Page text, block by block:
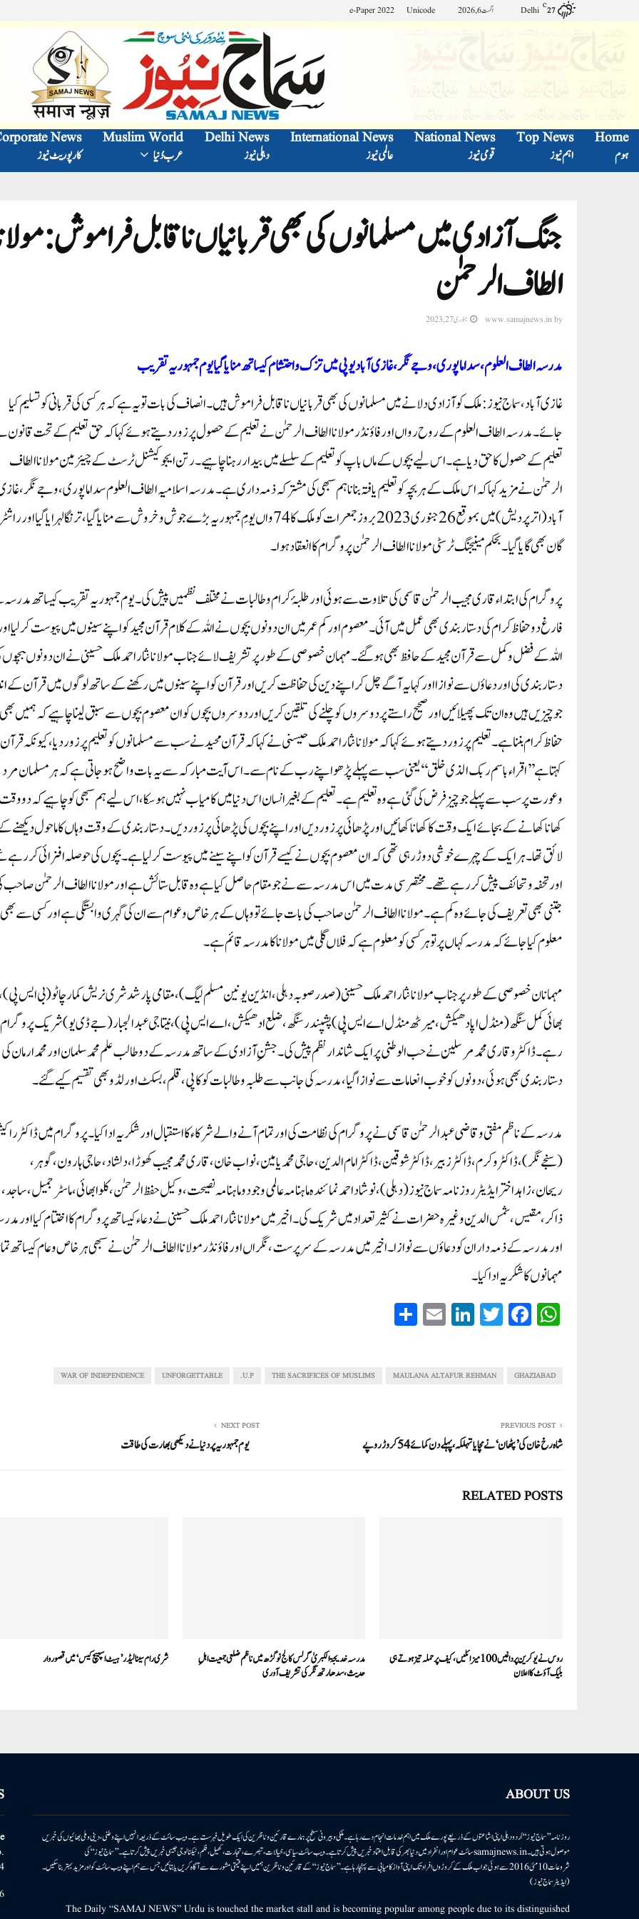
27
C
Delhi اگست 6, 2026 Unicode
e-Paper 2022
Home
ہوم
Top News
اہم نیوز
National News
قومی نیوز
International News
عالمی نیوز
Delhi News
دہلی نیوز
Muslim World
عرب دُنیا
News
کارپوریٹ نیوز
جنگ آزادی میں مسلمانوں کی بھی قربانیاں ناقابل
الطاف الرحمٰن
by
www.samajnews.in جنوری 27, 2023
مدرسہ الطاف العلوم، سداماپوری،وجے نگر، غازی آباد یوپی میں تزک واحتشام کیساتھ منایا گیا یوم جمہوریہ تقریب
غازی آباد، سماج نیوز: ملک کو آزادی دلانے میں مسلمانوں کی بھی قربانیاں ناقابل فراموش ہیں۔ انصاف کی بات تو یہ ہے کہ ہر کسی کی قربانی کو تسلیم کیا
جائے۔مدرسہ الطاف العلوم کے روح رواں اور فاؤنڈر مولانا الطاف الرحمٰن نے تعلیم کے حصول پر زور دیتے ہوئے کہا کہ حق تعلیم کے تحت قانون
تعلیم کے حصول کا حق دیا ہے۔ اس لیے بچوں کے ماں باپ کو تعلیم کے سلسلے میں بیدار رہنا چاہیے۔ رتن ایجوکیشنل ٹرسٹ کے چیئرمین مولانا الطاف
الرحمٰن نے مزید کہا کہ اس ملک کے ہر بچہ کو تعلیم یافتہ بنانا ہم سبھی کی مشترکہ ذمہ داری ہے۔ مدرسہ اسلامیہ الطاف العلوم سداماپوری، وجے نگر،
آباد (اترپردیش) میں بموقع 26 جنوری 2023 بروز جمعرات کو ملک کا 74واں یومِ جمہوریہ بڑے جوش و خروش سے منایا گیا، ترنگا لہرایا گیا اور
گان بھی گایا گیا۔ بحکم مینیجنگ ٹرسٹی مولانا الطاف الرحمٰن پروگرام کا انعقاد ہوا۔
پروگرام کی ابتداء قاری مجیب الرحمٰن قاسمی کی تلاوت سے ہوئی اور طلبۂ کرام و طالبات نے مختلف نظمیں پیش کی۔ یوم جمہوریہ تقریب کیساتھ
فارغ دو حفاظ کرام کی دستار بندی بھی عمل میں آئی۔ معصوم اور کم عمر میں ان دونوں بچوں نے اللہ کے کلام قرآن مجید کو اپنے سینوں میں پیوست کر لیا
اللہ کے فضل وکمل سے قرآن مجید کے حافظ بھی ہوگئے۔ مہمان خصوصی کے طور پر تشریف لائے جناب مولانا نثار احمد ملک حسینی نے ان دونوںبچوں
دستار بندی کی اور دعاؤں سے نوازا اور کہا یہ آگے چل کر اپنے دین کی حفاظت کریں اور قرآن کو اپنے سینوں میں رکھنے کے ساتھ لوگوں میں قرآن کے
جو چیزیں ہیں وہ ان تک پھیلائیں اور صحیح راستے پر دوسروں کو چلنے کی تلقین کریں اور دوسروں بچوں کو ان معصوم بچوں سے سبق لینا چاہیے کہ ہمیں بھی
حفاظ کرام بننا ہے۔ تعلیم پر زور دیتے ہوئے کہا کہ مولانا نثار احمد ملک حیسنی نے کہا کہ قرآن محید نے سب سے مسلمانوں کو تعلیم پر زور دیا، کیونکہ
کہتا ہے ’’اقراء باسم ربک الذی خلق‘‘ یعنی سب سے پہلے پڑھو اپنے رب کے نام سے۔ اس آیت مبارکہ سے یہ بات واضح ہوجاتی ہے کہ ہر مسلمان مرد
وعورت پر سب سے پہلے جو چیز فرض کی گئی ہے وہ تعلیم ہے۔ تعلیم کے بغیر انسان اس دنیا میں کامیاب نہیں ہوسکا، اس لیے ہم سبھی کو چاہیے کہ دو وقت
کھانا کھانے کے بجائے ایک وقت کا کھانا کھائیں اور پڑھائی پر زور دیں اور اپنے بچوں کی پڑھائی پر زور دیں۔ دستار بندی کے وقت وہاں کا ماحول دیکھنے
لائق تھا۔ ہر ایک کے چہرے خوشی دوڑ رہی تھی کہ ان معصوم بچوں نے کیسے قرآن کو اپنے سینے میں پیوست کرلیا ہے۔ بچوں کی حوصلہ افزائی کررہے
اور تحفہ وتحائف پیش کررہے تھے۔ مختصر سی مدت میں اس مدرسہ سے نے جو مقام حاصل کیا ہے وہ قابل ستائش ہے اور مولانا الطاف الرحمٰن صاحب
جتنی بھی تعریف کی جائے وہ کم ہے۔ مولانا الطاف الرحمٰن صاحب کی بات جائے تو وہاں کے ہر خاص وعوام سے ان کی گہری وابستگی ہے اور کسی سے بھی
معلوم کیا جائے کہ مدرسہ کہاں پر تو ہر کسی کو معلوم ہے کہ فلاں گلی میں مولانا کا مدرسہ قائم ہے۔
مہمانان خصوصی کے طور پر جناب مولانا نثار احمد ملک حسینی (صدر صوبہ دہلی، انڈین یونین مسلم لیگ)، مقامی پارشد شری نریش کمار چاٹو (بی ایس پی)،
بھائی کمل سنگھ (منڈل اپادھیکش، میرٹھ منڈل اے ایس پی) پشپندر سنگھ، ضلع ادھیکش، اے ایس پی)، نیتاجی عبدالجبار (جے ڈی یو) شریک پروگرام
رہے ۔ڈاکٹر و قاری محمد مرسلین نے حب الوطنی پر ایک شاندار نظم پیش کی۔ جشنِ آزادی کے ساتھ مدرسہ کے دو طالب علم محمد سلمان اور محمد ارمان کی
دستار بندی بھی ہوئی، دونوں کو خوب انعامات سے نوازا گیا، مدرسہ کی جانب سے طلبہ و طالبات کو کاپی، قلم، بسکٹ اور لڈو بھی تقسیم کیے گئے۔
مدرسہ کے ناظم مفتی و قاضی عبد الرحمٰن قاسمی نے پروگرام کی نظامت کی اور تمام آنے والے شرکاء کا استقبال اور شکریہ ادا کیا۔پروگرام میں ڈاکٹر
(سنجے نگر)، ڈاکٹر وکرم، ڈاکٹر زبیر، ڈاکٹر شوقین، ڈاکٹر امام الدین، حاجی محمد یامین، نواب خان، قاری محمد مجیب کھوڑا، دلشاد، حاجی ہارون، گوہر،
ریحان،زاہد اختر ایڈیٹر روزنامہ سماج نیوز( دہلی)، نوشاد احمد نمائندہ ماہنامہ عالمی وجود و ماہنامہ نصیحت، وکیل حفظ الرحمٰن، کلوا بھائی، ماسٹر جمیل، ساجد،
ذاکر، مقیس، شمس الدین وغیرہ حضرات نے کثیر تعداد میں شریک کی۔اخیر میں مولانا نثار احمد ملک حسینی نے دعاء کیساتھ پروگرام کا اختتام کیا اور
اور مدرسہ کے ذمہ داران کو دعاؤں سے نوازا۔ اخیر میں مدرسہ کے سرپرست، نگراں اور فاؤنڈر مولانا الطاف الرحمٰن نے سبھی ہر خاص وعام کیساتھ
مہمانوں کا شکریہ ادا کیا۔
W
ha
A
Fa
ce
ok
T
wi
r
Li
nk
In
E
m
GHAZIABAD
MAULANA ALTAFUR REHMAN
THE SACRIFICES OF MUSLIMS
U.P.
UNFORGETTABLE
WAR OF INDEPENDENCE
PREVIOUS POST
شاہ رخ خان کی ’پٹھان‘ نے مچایا تہلکہ، پہلے دن کمائے 54 کروڑ روپے
NEXT POST
یوم جمہوریہ پر دنیا نے دیکھی بھارت کی طاقت
RELATED POSTS
روس نے یوکرین پر داغیں 100 میزائلیں، کیف پر حملہ تیز ہوتے ہی
بلیک آؤٹ کا اعلان
مدرسہ خدیجۃ الکبریٰ گرلس کالج نوگڑھ میں ناظم ضلعی جمعیت اہلِ
حدیث، سدھارتھ نگر کی تشریف آوری
شری رام سینا لیڈر ’ہیٹ اسپیچ کیس‘ میں قصوروار
ABOUT US
روزنامہ ’’سماج نیوز‘‘ اُردو دہلی اپنی اشاعتوں کے ذریعے پورے ملک میں اہم خدمات انجام دے رہا ہے۔ ملکی وبیرونی سطح پر ہمارے قارئین وناظرین کی ایک طویل فہرست ہے۔ ویب سائٹ کے ذریعہ انہیں اپنے وطنی، دینی وملی بھائیوں کی خبریں
موصول ہوتی ہیں۔samajnews.inسائٹ عوام اور انفراد میں دنیا بھر کی قابل اعتماد خبریں پیش کرتا ہے۔ ویب سائٹ سیاسی، خیالات، تبصرے، تجارت، کھیل، فلم، ٹیکنالوجی جیسی خبریں پیش کرتا ہے۔ ’’سماج نیوز‘‘ کی
شروعات 10مئی 2016 سے ہوئی جو اب ملک کے کروڑوں افراد تک اپنی آواز کامیابی سے پہنچا رہا ہے۔ ’’سماج نیوز‘‘ کے قارئین وناظرین ہمیں اپنے قیمتی مشورے سے آگاہ کریں یا بتائیں جس سے ہم اپنے ویب سائٹ کو اور مزید بہتر بناسکیں۔
(ایڈیٹر سماج نیوز)
The Daily “SAMAJ NEWS” Urdu is touched the market stall and is becoming popular among people due to its distinguished